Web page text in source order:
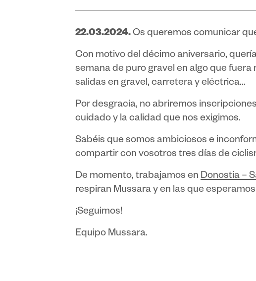
22.03.2024.Os queremos comunicar
Con motivo del décimo aniversario,
semana de puro gravel en algo que
salidas en gravel, carretera y eléctrica…
Por desgracia, no abriremos
cuidado y la calidad que nos exigimos.
Sabéis que somos ambiciosos e
compartir con vosotros tres días de
De momento, trabajamos en Donostia –
respiran Mussara y en las que
¡Seguimos!
Equipo Mussara.